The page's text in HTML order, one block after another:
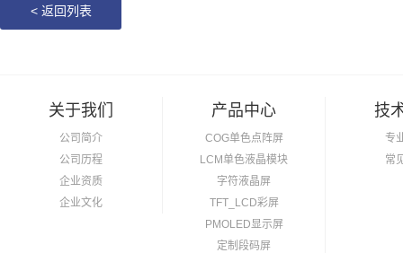
< 返回列表
关于我们
公司简介
公司历程
企业资质
企业文化
产品中心
COG单色点阵屏
LCM单色液晶模块
字符液晶屏
TFT_LCD彩屏
PMOLED显示屏
定制段码屏
技
专
常